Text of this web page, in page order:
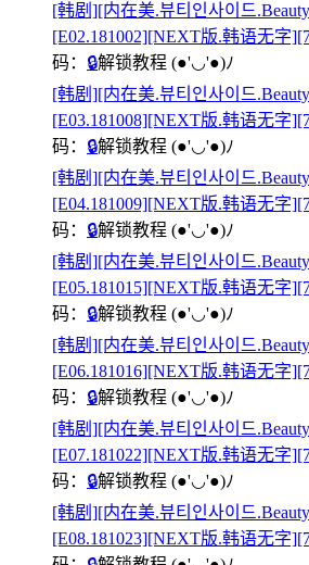
[韩剧][内在美.뷰티인사이드
[E02.181002][NEXT版.韩语无字
码： 🔒解锁教程 (●'◡'●)ﾉ
[韩剧][内在美.뷰티인사이드
[E03.181008][NEXT版.韩语无字
码： 🔒解锁教程 (●'◡'●)ﾉ
[韩剧][内在美.뷰티인사이드
[E04.181009][NEXT版.韩语无字
码： 🔒解锁教程 (●'◡'●)ﾉ
[韩剧][内在美.뷰티인사이드
[E05.181015][NEXT版.韩语无字
码： 🔒解锁教程 (●'◡'●)ﾉ
[韩剧][内在美.뷰티인사이드
[E06.181016][NEXT版.韩语无字
码： 🔒解锁教程 (●'◡'●)ﾉ
[韩剧][内在美.뷰티인사이드
[E07.181022][NEXT版.韩语无字
码： 🔒解锁教程 (●'◡'●)ﾉ
[韩剧][内在美.뷰티인사이드
[E08.181023][NEXT版.韩语无字